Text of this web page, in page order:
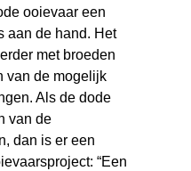
ooievaar een
aan de hand. Het
met broeden
van de mogelijk
Als de dode
van de
dan is er een
“Een